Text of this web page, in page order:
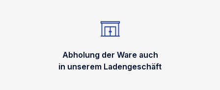
Abholung der Ware auch
in unserem Ladengeschäft